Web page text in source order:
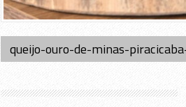
queijo-ouro-de-minas-